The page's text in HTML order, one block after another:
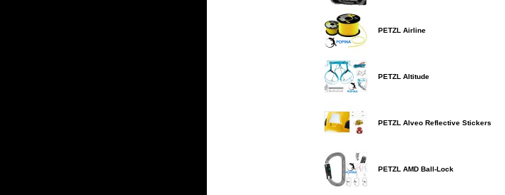
PETZL Airline
PETZL Altitude
PETZL Alveo Reflective Stickers
PETZL AMD Ball-Lock